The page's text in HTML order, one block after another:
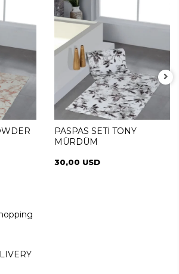
PASPAS SETİ TONY
MÜRDÜM
30,00 USD